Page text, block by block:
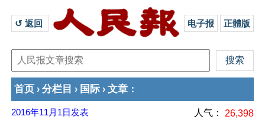
↺ 返回 电子报 正體版
首页 › 分栏目 › 国际 › 文章 ：
2016年11月1日 发表 人气： 26,398